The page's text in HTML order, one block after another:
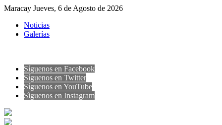
Maracay Jueves, 6 de Agosto de 2026
Noticias
Galerías
Síguenos en Facebook
Síguenos en Twitter
Síguenos en YouTube
Sìguenos en Instagram